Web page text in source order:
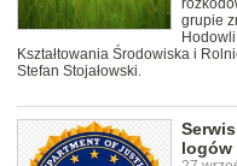
grupie
Kształtowania Środowiska i
Stefan Stojałowski.
logów